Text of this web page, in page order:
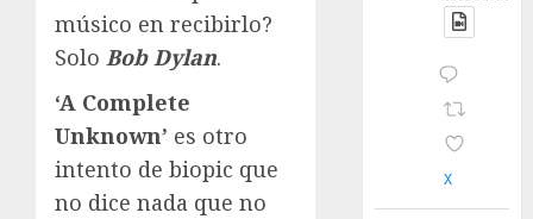
músico en recibirlo?
Solo Bob Dylan.
‘A Complete
Unknown’ es otro
intento de biopic que
no dice nada que no
X